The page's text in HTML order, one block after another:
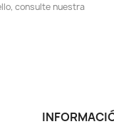
consulte nuestra